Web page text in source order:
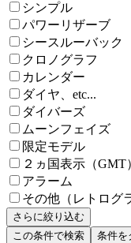
シンプル
パワーリザーブ
シースルーバック
クロノグラフ
カレンダー
ダイヤ、etc...
ダイバーズ
ムーンフェイズ
限定モデル
２ヵ国表示（GMT
アラーム
その他（レトログ
さらに絞り込む
この条件で検索
条件を